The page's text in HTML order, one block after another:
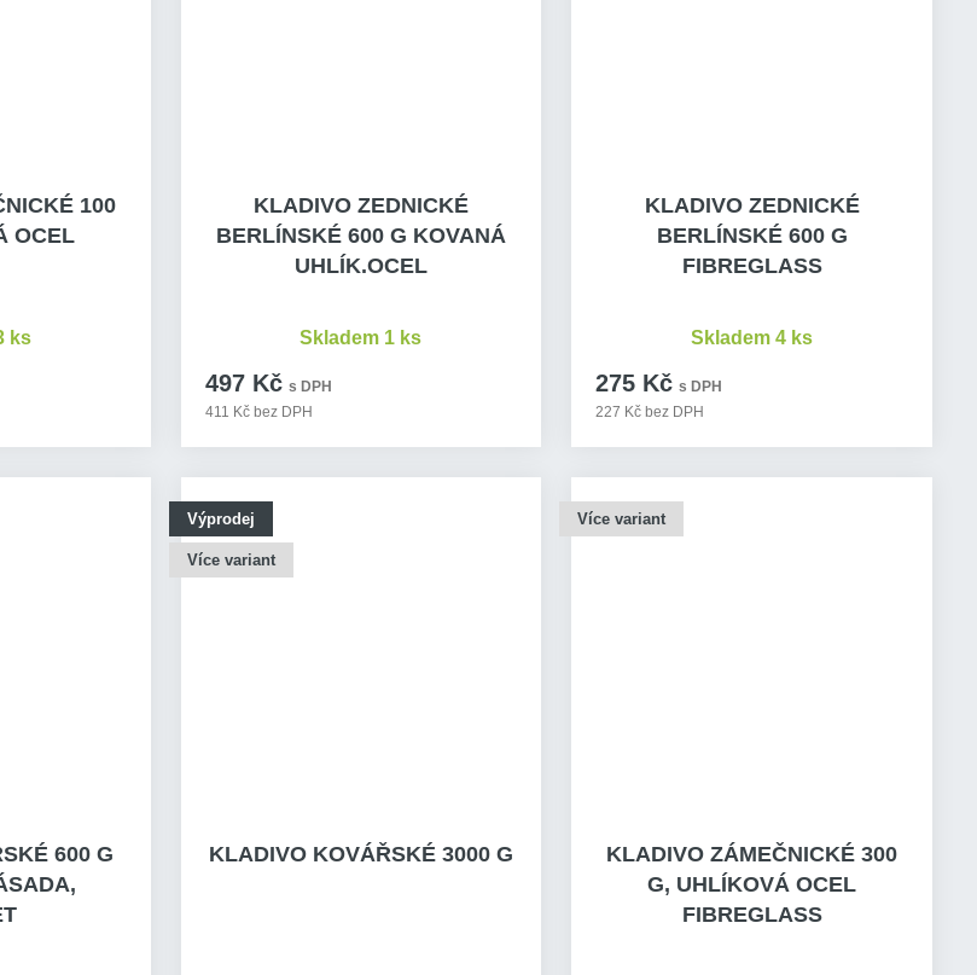
100
OCEL
ks
KLADIVO ZEDNICKÉ
BERLÍNSKÉ 600 G KOVANÁ
UHLÍK.OCEL
497 Kč s DPH
411 Kč bez DPH
Skladem 1 ks
KLADIVO ZEDNICKÉ
BERLÍNSKÉ 600 G
FIBREGLASS
275 Kč s DPH
227 Kč bez DPH
Skladem 4 ks
600 G
Výprodej
Více variant
KLADIVO KOVÁŘSKÉ 3000 G
Více variant
KLADIVO ZÁMEČNICKÉ 300
G, UHLÍKOVÁ OCEL
FIBREGLASS